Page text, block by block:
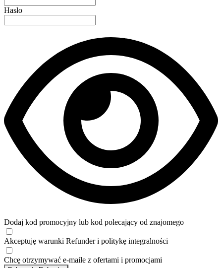
Hasło
Dodaj kod promocyjny lub kod polecający od znajomego
Akceptuję warunki Refunder i politykę integralności
Chcę otrzymywać e-maile z ofertami i promocjami